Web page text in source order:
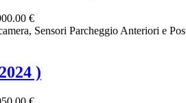
€
Sensori Parcheggio Anteriori e
)